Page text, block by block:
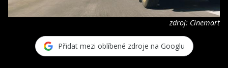
zdroj: Cinemart
Přidat mezi oblíbené zdroje na Googlu